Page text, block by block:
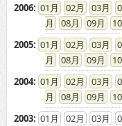
2006: 01 02 03
08
09 10
2005: 01 02 03
08
09 10
2004: 01 02 03
08
09 10
2003: 01 02 03